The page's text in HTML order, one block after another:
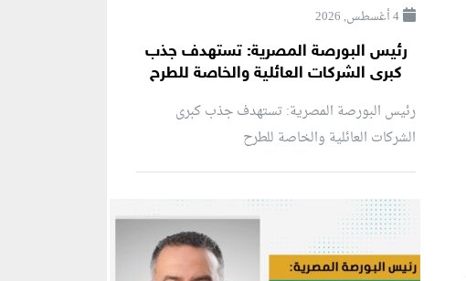
4 أغسطس, 2026
رئيس البورصة المصرية: تستهدف جذب
كبرى الشركات العائلية والخاصة للطرح
رئيس البورصة المصرية: تستهدف جذب كبرى
الشركات العائلية والخاصة للطرح